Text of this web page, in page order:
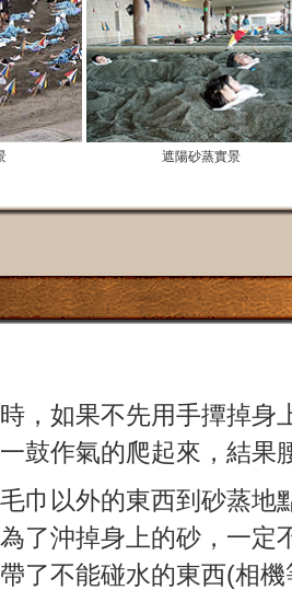
遮陽砂蒸實景
時，如果不先用手撢掉
鼓作氣的爬起來，結果
毛巾以外的東西到砂蒸
了沖掉身上的砂，一定
了不能碰水的東西(相